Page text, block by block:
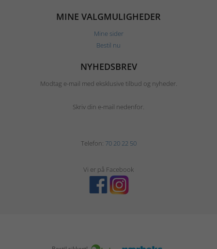
MINE VALGMULIGHEDER
Mine sider
Bestil nu
NYHEDSBREV
Modtag e-mail med eksklusive tilbud og nyheder.
Skriv din e-mail nedenfor.
Telefon: 70 20 22 50
Vi er på Facebook